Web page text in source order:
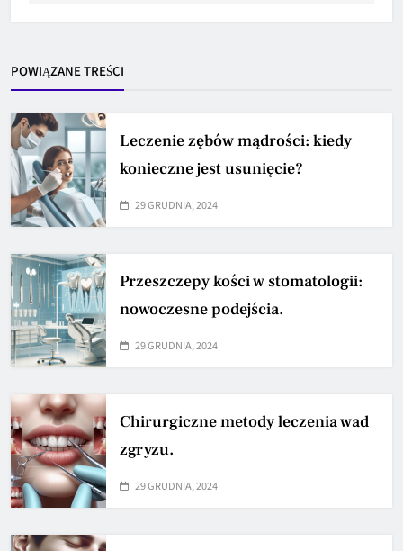
POWIĄZANE TREŚCI
Leczenie zębów mądrości: kiedy
konieczne jest usunięcie?
29 GRUDNIA, 2024
Przeszczepy kości w stomatologii:
nowoczesne podejścia.
29 GRUDNIA, 2024
Chirurgiczne metody leczenia wad
zgryzu.
29 GRUDNIA, 2024